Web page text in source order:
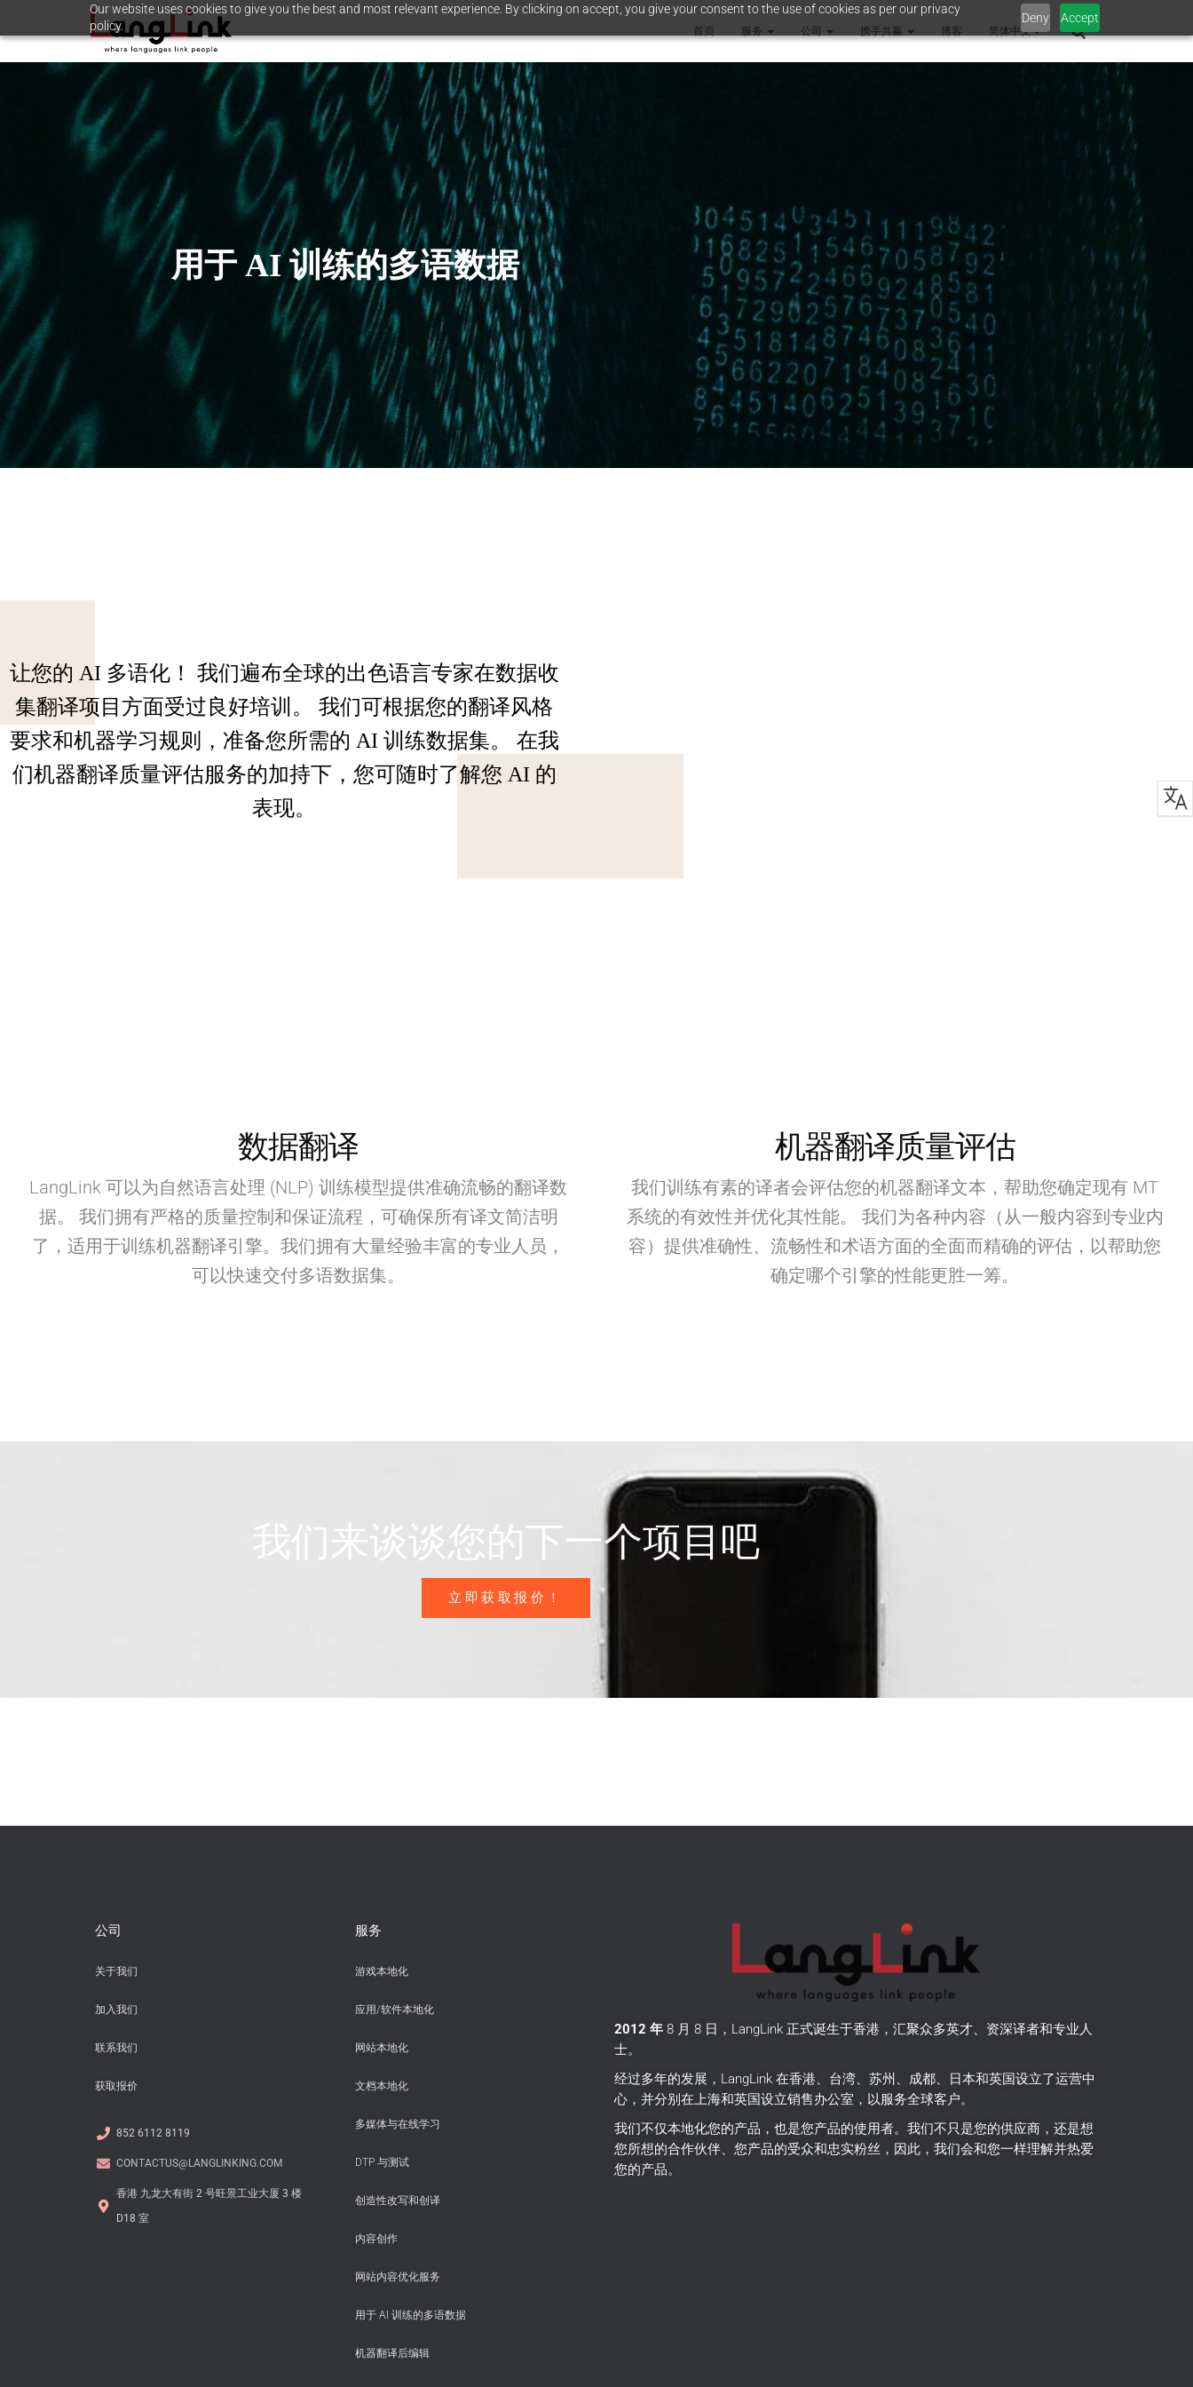
Our website uses cookies to give you the best and most relevant experience. By clicking on accept, you give your consent to the use of cookies as per our privacy
policy.
Deny Accept
首页 服务 公司 携手共赢 博客 简体中文
用于 AI 训练的多语数据
让您的 AI 多语化！ 我们遍布全球的出色语言专家在数据收
集翻译项目方面受过良好培训。 我们可根据您的翻译风格
要求和机器学习规则，准备您所需的 AI 训练数据集。 在我
们机器翻译质量评估服务的加持下，您可随时了解您 AI 的
表现。
数据翻译
LangLink 可以为自然语言处理 (NLP) 训练模型提供准确流畅的翻译数
据。 我们拥有严格的质量控制和保证流程，可确保所有译文简洁明
了，适用于训练机器翻译引擎。我们拥有大量经验丰富的专业人员，
可以快速交付多语数据集。
机器翻译质量评估
我们训练有素的译者会评估您的机器翻译文本，帮助您确定现有 MT
系统的有效性并优化其性能。 我们为各种内容（从一般内容到专业内
容）提供准确性、流畅性和术语方面的全面而精确的评估，以帮助您
确定哪个引擎的性能更胜一筹。
我们来谈谈您的下一个项目吧
立即获取报价！
公司
关于我们
加入我们
联系我们
获取报价
852 6112 8119
CONTACTUS@LANGLINKING.COM
香港 九龙大有街 2 号旺景工业大厦 3 楼
D18 室
服务
游戏本地化
应用/软件本地化
网站本地化
文档本地化
多媒体与在线学习
DTP 与测试
创造性改写和创译
内容创作
网站内容优化服务
用于 AI 训练的多语数据
机器翻译后编辑
2012 年 8 月 8 日，LangLink 正式诞生于香港，汇聚众多英才、资深译者和专业人
士。
经过多年的发展，LangLink 在香港、台湾、苏州、成都、日本和英国设立了运营中
心，并分别在上海和英国设立销售办公室，以服务全球客户。
我们不仅本地化您的产品，也是您产品的使用者。 我们不只是您的供应商，还是想
您所想的合作伙伴、您产品的受众和忠实粉丝，因此，我们会和您一样理解并热爱
您的产品。